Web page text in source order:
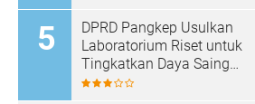
DPRD Pangkep Usulkan
Laboratorium Riset untuk
Tingkatkan Daya Saing
Produk Unggulan